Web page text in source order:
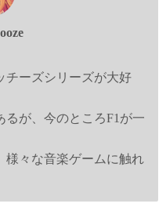
チーズシリーズが大好
るが、今のところF1が一
様々な音楽ゲームに触れ